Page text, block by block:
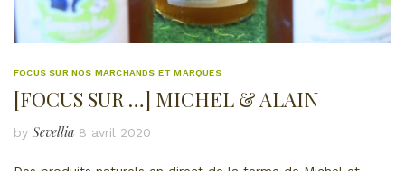
FOCUS SUR NOS MARCHANDS ET MARQUES
[FOCUS SUR …] MICHEL & ALAIN
by Sevellia 8 avril 2020